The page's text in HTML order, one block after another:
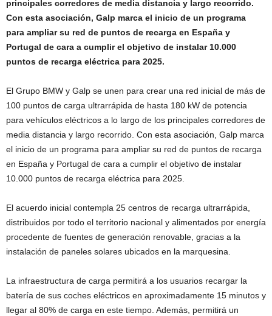
principales corredores de media distancia y largo recorrido.
Con esta asociación, Galp marca el inicio de un programa
para ampliar su red de puntos de recarga en España y
Portugal de cara a cumplir el objetivo de instalar 10.000
puntos de recarga eléctrica para 2025.
El Grupo BMW y Galp se unen para crear una red inicial de más de
100 puntos de carga ultrarrápida de hasta 180 kW de potencia
para vehículos eléctricos a lo largo de los principales corredores de
media distancia y largo recorrido. Con esta asociación, Galp marca
el inicio de un programa para ampliar su red de puntos de recarga
en España y Portugal de cara a cumplir el objetivo de instalar
10.000 puntos de recarga eléctrica para 2025.
El acuerdo inicial contempla 25 centros de recarga ultrarrápida,
distribuidos por todo el territorio nacional y alimentados por energía
procedente de fuentes de generación renovable, gracias a la
instalación de paneles solares ubicados en la marquesina.
La infraestructura de carga permitirá a los usuarios recargar la
batería de sus coches eléctricos en aproximadamente 15 minutos y
llegar al 80% de carga en este tiempo. Además, permitirá un